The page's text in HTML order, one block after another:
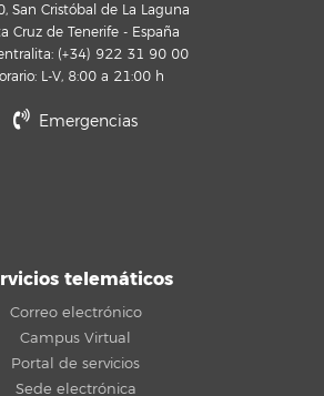
San Cristóbal de La Laguna
Cruz de Tenerife - España
(+34) 922 31 90 00
L-V, 8:00 a 21:00 h
Emergencias
telemáticos
Correo electrónico
Campus Virtual
Portal de servicios
Sede electrónica